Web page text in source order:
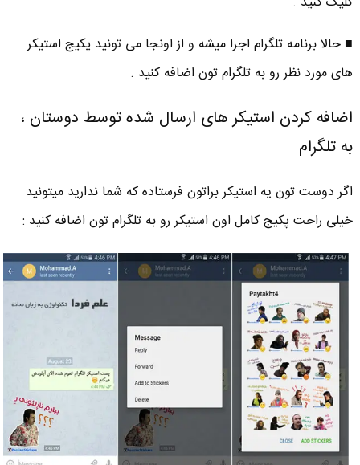
■ حالا برنامه تلگرام اجرا میشه و از اونجا می تونید پکیج استیکر
های مورد نظر رو به تلگرام تون اضافه کنید .
اضافه کردن استیکر های ارسال شده توسط دوستان ،
به تلگرام
اگر دوست تون یه استیکر براتون فرستاده که شما ندارید میتونید
خیلی راحت پکیج کامل اون استیکر رو به تلگرام تون اضافه کنید :